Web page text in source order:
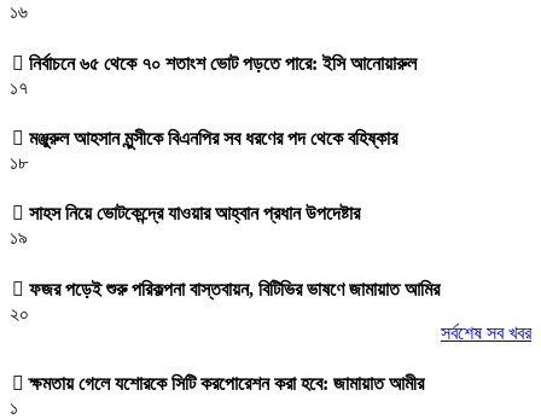
১৬
নির্বাচনে ৬৫ থেকে ৭০ শতাংশ ভোট পড়তে পারে: ইসি আনোয়ারুল
১৭
মঞ্জুরুল আহসান মুন্সীকে বিএনপির সব ধরণের পদ থেকে বহিষ্কার
১৮
সাহস নিয়ে ভোটকেন্দ্রে যাওয়ার আহ্বান প্রধান উপদেষ্টার
১৯
ফজর পড়েই শুরু পরিকল্পনা বাস্তবায়ন, বিটিভির ভাষণে জামায়াত আমির
২০
সর্বশেষ সব খবর
ক্ষমতায় গেলে যশোরকে সিটি করপোরেশন করা হবে: জামায়াত আমীর
১